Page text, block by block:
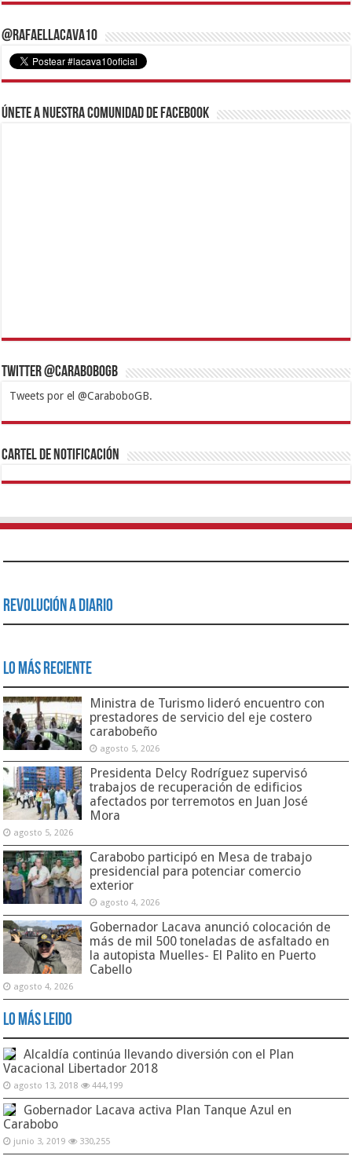
@RafaelLacava10
Únete a nuestra comunidad de Facebook
Twitter @CaraboboGB
Tweets por el @CaraboboGB.
1xbetBetturkeyBetistKralbetSupertotobetTipobetMatadorbetMariobet
https://mvbcasino.com/
Cartel de Notificación
Revolución a Diario
Lo Más Reciente
Ministra de Turismo lideró encuentro con
prestadores de servicio del eje costero
carabobeño
agosto 5, 2026
Presidenta Delcy Rodríguez supervisó
trabajos de recuperación de edificios
afectados por terremotos en Juan José
Mora
agosto 5, 2026
Carabobo participó en Mesa de trabajo
presidencial para potenciar comercio
exterior
agosto 4, 2026
Gobernador Lacava anunció colocación de
más de mil 500 toneladas de asfaltado en
la autopista Muelles- El Palito en Puerto
Cabello
agosto 4, 2026
Lo Más Leido
Alcaldía continúa llevando diversión con el Plan
Vacacional Libertador 2018
agosto 13, 2018 444,199
Gobernador Lacava activa Plan Tanque Azul en
Carabobo
junio 3, 2019 330,255